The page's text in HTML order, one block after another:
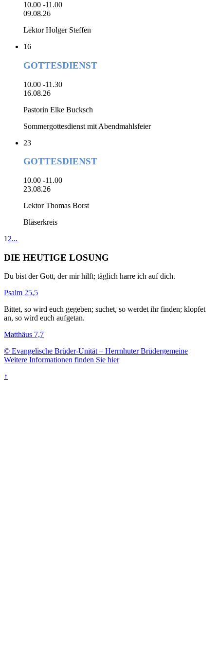
10.00 -11.00
09.08.26
Lektor Holger Steffen
16
GOTTESDIENST
10.00 -11.30
16.08.26
Pastorin Elke Bucksch
Sommergottesdienst mit Abendmahlsfeier
23
GOTTESDIENST
10.00 -11.00
23.08.26
Lektor Thomas Borst
Bläserkreis
1 2...
DIE HEUTIGE LOSUNG
Du bist der Gott, der mir hilft; täglich harre ich auf dich.
Psalm 25,5
Bittet, so wird euch gegeben; suchet, so werdet ihr finden; klopfet
an, so wird euch aufgetan.
Matthäus 7,7
© Evangelische Brüder-Unität – Herrnhuter Brüdergemeine
Weitere Informationen finden Sie hier
↑